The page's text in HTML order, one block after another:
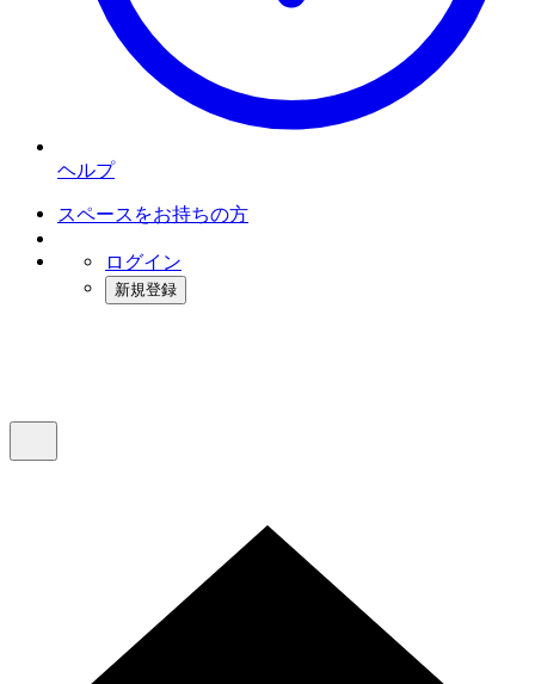
ヘルプ
スペースをお持ちの方
ログイン
新規登録